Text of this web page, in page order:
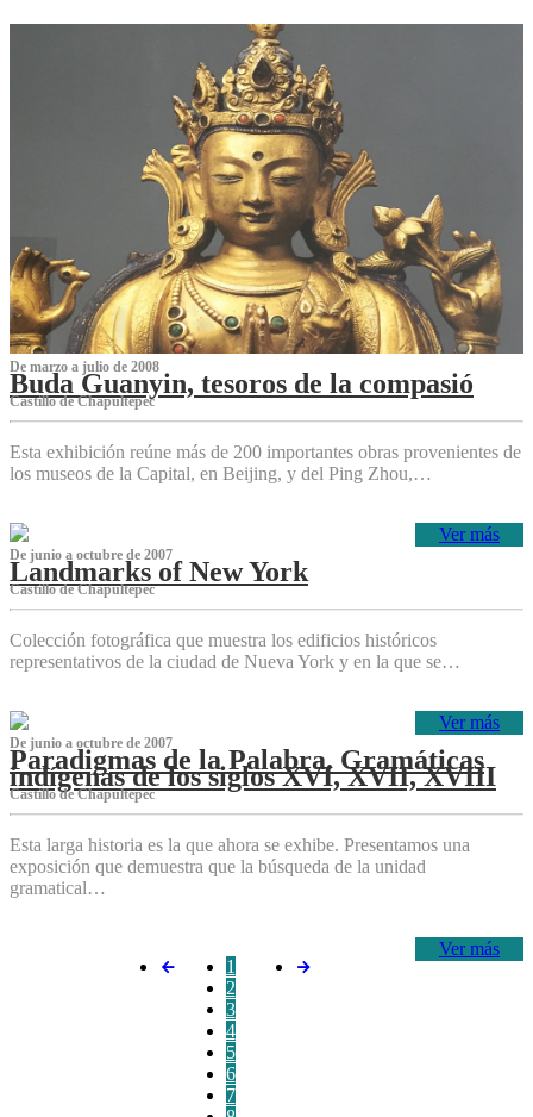
De marzo a julio de 2008
Buda Guanyin, tesoros de la compasió
Castillo de Chapultepec
Esta exhibición reúne más de 200 importantes obras provenientes de
los museos de la Capital, en Beijing, y del Ping Zhou,…
Ver más
De junio a octubre de 2007
Landmarks of New York
Castillo de Chapultepec
Colección fotográfica que muestra los edificios históricos
representativos de la ciudad de Nueva York y en la que se…
Ver más
De junio a octubre de 2007
Paradigmas de la Palabra. Gramáticas
indígenas de los siglos XVI, XVII, XVIII
Castillo de Chapultepec
Esta larga historia es la que ahora se exhibe. Presentamos una
exposición que demuestra que la búsqueda de la unidad
gramatical…
Ver más
1
2
3
4
5
6
7